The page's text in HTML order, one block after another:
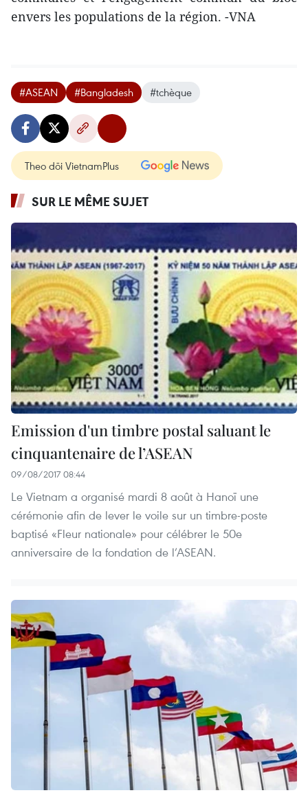
envers les populations de la région. -VNA
#ASEAN #Bangladesh #tchèque
Theo dõi VietnamPlus
SUR LE MÊME SUJET
Emission d'un timbre postal saluant le
cinquantenaire de l’ASEAN
09/08/2017 08:44
Le Vietnam a organisé mardi 8 août à Hanoï une
cérémonie afin de lever le voile sur un timbre-poste
baptisé «Fleur nationale» pour célébrer le 50e
anniversaire de la fondation de l’ASEAN.